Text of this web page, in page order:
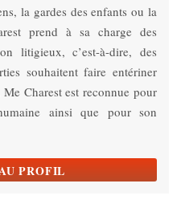
la gardes des enfants ou la
prend à sa charge des
litigieux, c’est-à-dire, des
souhaitent faire entériner
Charest est reconnue pour
ainsi que pour son
PROFIL